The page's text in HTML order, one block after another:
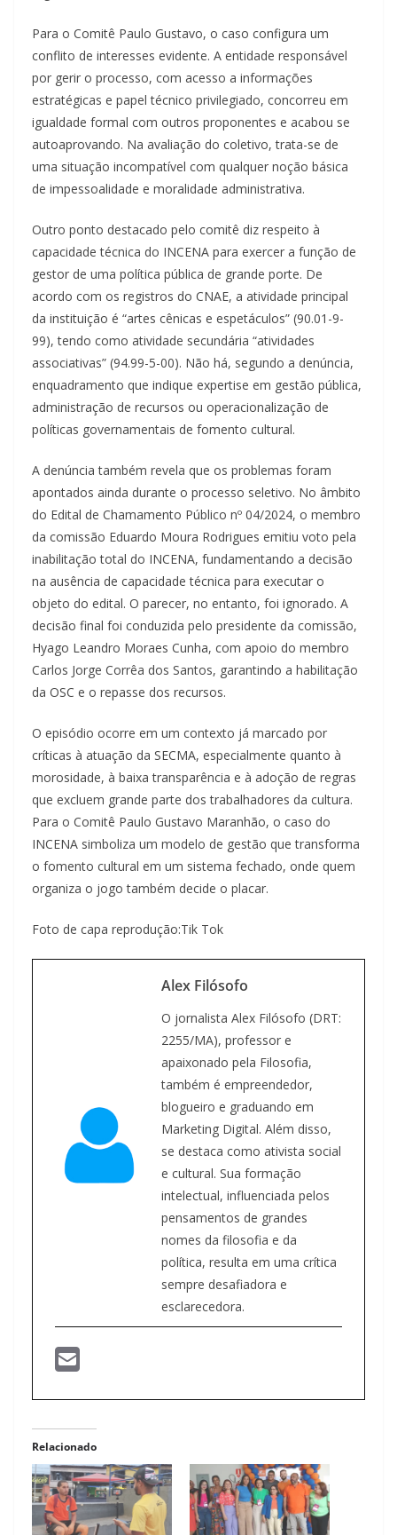
Para o Comitê Paulo Gustavo, o caso configura um
conflito de interesses evidente. A entidade responsável
por gerir o processo, com acesso a informações
estratégicas e papel técnico privilegiado, concorreu em
igualdade formal com outros proponentes e acabou se
autoaprovando. Na avaliação do coletivo, trata-se de
uma situação incompatível com qualquer noção básica
de impessoalidade e moralidade administrativa.
Outro ponto destacado pelo comitê diz respeito à
capacidade técnica do INCENA para exercer a função de
gestor de uma política pública de grande porte. De
acordo com os registros do CNAE, a atividade principal
da instituição é “artes cênicas e espetáculos” (90.01-9-
99), tendo como atividade secundária “atividades
associativas” (94.99-5-00). Não há, segundo a denúncia,
enquadramento que indique expertise em gestão pública,
administração de recursos ou operacionalização de
políticas governamentais de fomento cultural.
A denúncia também revela que os problemas foram
apontados ainda durante o processo seletivo. No âmbito
do Edital de Chamamento Público nº 04/2024, o membro
da comissão Eduardo Moura Rodrigues emitiu voto pela
inabilitação total do INCENA, fundamentando a decisão
na ausência de capacidade técnica para executar o
objeto do edital. O parecer, no entanto, foi ignorado. A
decisão final foi conduzida pelo presidente da comissão,
Hyago Leandro Moraes Cunha, com apoio do membro
Carlos Jorge Corrêa dos Santos, garantindo a habilitação
da OSC e o repasse dos recursos.
O episódio ocorre em um contexto já marcado por
críticas à atuação da SECMA, especialmente quanto à
morosidade, à baixa transparência e à adoção de regras
que excluem grande parte dos trabalhadores da cultura.
Para o Comitê Paulo Gustavo Maranhão, o caso do
INCENA simboliza um modelo de gestão que transforma
o fomento cultural em um sistema fechado, onde quem
organiza o jogo também decide o placar.
Foto de capa reprodução:Tik Tok
Alex Filósofo
O jornalista Alex Filósofo (DRT:
2255/MA), professor e
apaixonado pela Filosofia,
também é empreendedor,
blogueiro e graduando em
Marketing Digital. Além disso,
se destaca como ativista social
e cultural. Sua formação
intelectual, influenciada pelos
pensamentos de grandes
nomes da filosofia e da
política, resulta em uma crítica
sempre desafiadora e
esclarecedora.
Relacionado